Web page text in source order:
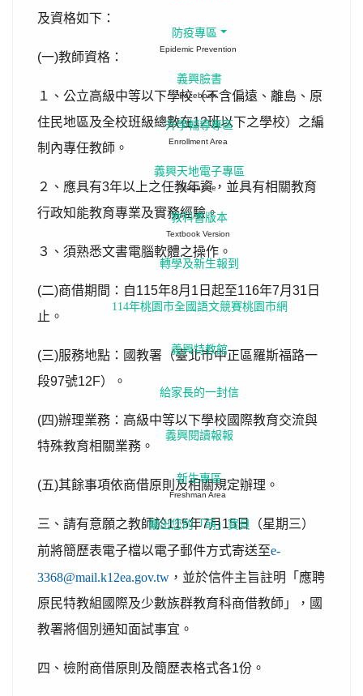
及資格如下：
(一)教師資格：
１、公立高級中等以下學校（不含偏遠、離島、原
住民地區及全校班級總數在12班以下之學校）之編
制內專任教師。
２、應具有3年以上之任教年資，並具有相關教育
行政知能教育專業及實務經驗。
３、須熟悉文書電腦軟體之操作。
(二)商借期間：自115年8月 1 日起至116年7月 31 日
止。
(三)服務地點：國教署（臺北市中正區羅斯福路一
段97號12F）。
(四)辦理業務：高級中等以下學校國際教育交流與
特殊教育相關業務。
(五)其餘事項依商借原則及相關規定辦理。
三、請有意願之教師於115年7月15日（星期三）
前將簡歷表電子檔以電子郵件方式寄送至e-
3368@mail.k12ea.gov.tw ，並於信件主旨註明「應聘
原民特教組國際及少數族群教育科商借教師」，國
教署將個別通知面試事宜。
四、檢附商借原則及簡歷表格式各1份。
防疫專區
Epidemic Prevention
義興臉書
Facebook
升學輔導專區
Enrollment Area
義興天地電子專區
Magazine
教科書版本
Textbook Version
轉學及新生報到
114年桃園市全國語文競賽桃園市網
義興特教館
給家長的一封信
義興閱讀報報
新生專區
Freshman Area
曬出您的「萌」寶貝